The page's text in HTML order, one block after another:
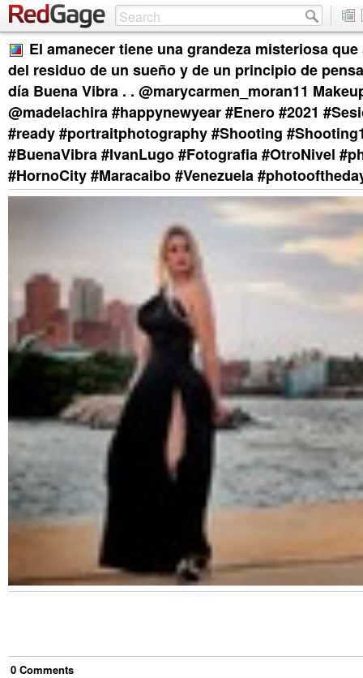
El amanecer tiene una grandeza misteriosa
del residuo de un sueño y de un principio de
día Buena Vibra . . @marycarmen_moran11
@madelachira #happynewyear #Enero #2021
#ready #portraitphotography #Shooting
#BuenaVibra #IvanLugo #Fotografia #OtroNivel
#HornoCity #Maracaibo #Venezuela
0 Comments